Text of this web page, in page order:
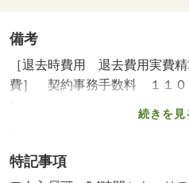
備考
［退去時費用 退去費用実費
費］ 契約事務手数料 １１０
０６３００・賃貸保証等：加
等総額の５０％※最低２万円）
ポート料１，１００円／月・
続きを見
特記事項